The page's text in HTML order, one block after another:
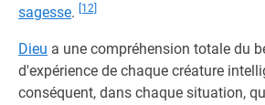
sagesse. [12]
Dieu a une compréhension totale du
d'expérience de chaque créature
conséquent, dans chaque situation,